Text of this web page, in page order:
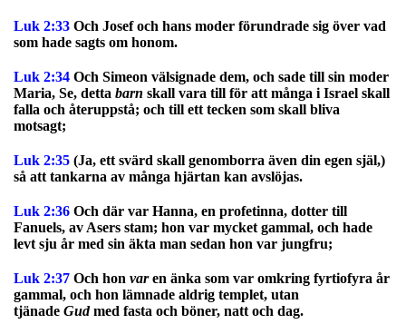
Luk 2:33 Och Josef och hans moder förundrade sig över vad
som hade sagts om honom.
Luk 2:34 Och Simeon välsignade dem, och sade till sin moder
Maria, Se, detta barn skall vara till för att många i Israel skall
falla och återuppstå; och till ett tecken som skall bliva
motsagt;
Luk 2:35 (Ja, ett svärd skall genomborra även din egen själ,)
så att tankarna av många hjärtan kan avslöjas.
Luk 2:36 Och där var Hanna, en profetinna, dotter till
Fanuels, av Asers stam; hon var mycket gammal, och hade
levt sju år med sin äkta man sedan hon var jungfru;
Luk 2:37 Och hon varen änka som var omkring fyrtiofyra år
gammal, och hon lämnade aldrig templet, utan
tjänade Gudmed fasta och böner, natt och dag.